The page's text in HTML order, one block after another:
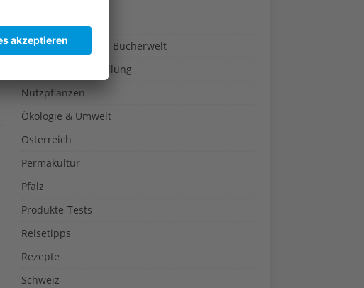
Litera-Türen in die Bücherwelt
Museum & Ausstellung
Nutzpflanzen
Ökologie & Umwelt
Österreich
Permakultur
Pfalz
Produkte-Tests
Reisetipps
Rezepte
Schweiz